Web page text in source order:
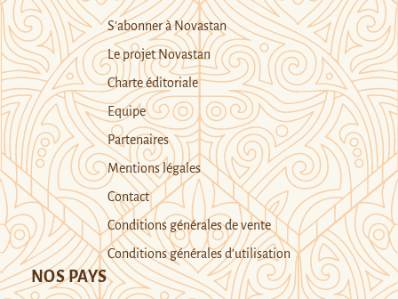
S’abonner à Novastan
Le projet Novastan
Charte éditoriale
Equipe
Partenaires
Mentions légales
Contact
Conditions générales de vente
Conditions générales d’utilisation
NOS PAYS